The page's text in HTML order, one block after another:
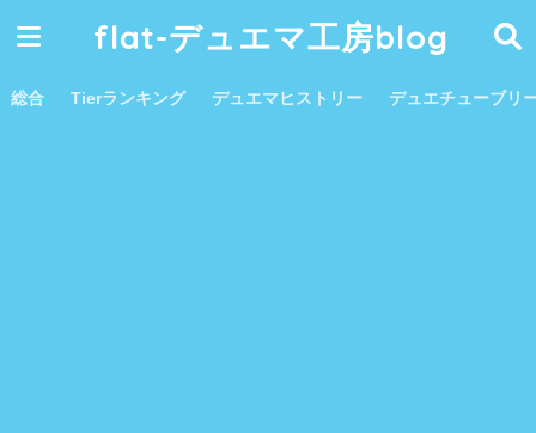
flat-デュエマ工房blog
総合 Tierランキング デュエマヒストリー デュエチューブリ